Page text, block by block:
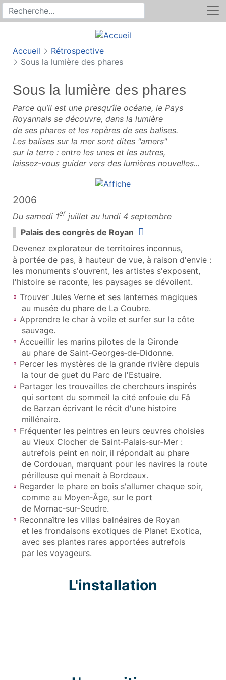
Recherche sur le site
Rechercher
Accueil
Rétrospective
Sous la lumière des phares
Sous la lumière des phares
Parce qu’il est une presqu’île océane, le Pays
Royannais se découvre, dans la lumière
de ses phares et les repères de ses balises.
Les balises sur la mer sont dites "amers"
sur la terre : entre les unes et les autres,
laissez‑vous guider vers des lumières nouvelles...
2006
Du samedi 1er juillet au lundi 4 septembre
Palais des congrès de Royan
Devenez explorateur de territoires inconnus,
à portée de pas, à hauteur de vue, à raison d'envie :
les monuments s'ouvrent, les artistes s'exposent,
l'histoire se raconte, les paysages se dévoilent.
Trouver Jules Verne et ses lanternes magiques
au musée du phare de La Coubre.
Apprendre le char à voile et surfer sur la côte
sauvage.
Accueillir les marins pilotes de la Gironde
au phare de Saint‑Georges‑de‑Didonne.
Percer les mystères de la grande rivière depuis
la tour de guet du Parc de l'Estuaire.
Partager les trouvailles de chercheurs inspirés
qui sortent du sommeil la cité enfouie du Fâ
de Barzan écrivant le récit d'une histoire
millénaire.
Fréquenter les peintres en leurs œuvres choisies
au Vieux Clocher de Saint‑Palais‑sur‑Mer :
autrefois peint en noir, il répondait au phare
de Cordouan, marquant pour les navires la route
périlleuse qui menait à Bordeaux.
Regarder le phare en bois s'allumer chaque soir,
comme au Moyen‑Âge, sur le port
de Mornac‑sur‑Seudre.
Reconnaître les villas balnéaires de Royan
et les frondaisons exotiques de Planet Exotica,
avec ses plantes rares apportées autrefois
par les voyageurs.
L'installation